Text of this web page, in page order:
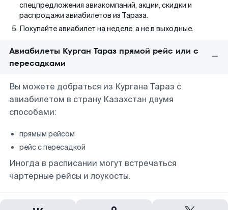
спецпредложения авиакомпаний, акции, скидки и
распродажи авиабилетов из Тараза.
Покупайте авиабилет на неделе, а не в выходные.
Авиабилеты Курган Тараз прямой рейс или с
пересадками
Вы можете добраться из Кургана Тараз с
авиабилетом в страну Казахстан двумя
способами:
прямым рейсом
рейс с пересадкой
Иногда в расписании могут встречаться
чартерные рейсы и лоукосты.